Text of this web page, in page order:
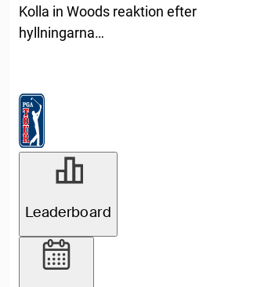
Kolla in Woods reaktion efter
hyllningarna…